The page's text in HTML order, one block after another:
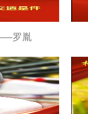
罗胤